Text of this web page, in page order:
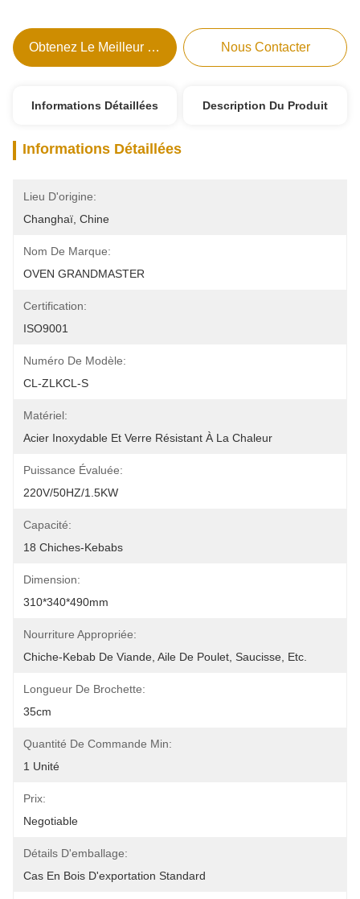
Obtenez Le Meilleur Prix Nous Contacter
Informations Détaillées Description Du Produit
Informations Détaillées
Lieu D'origine:
Changhaï, Chine
Nom De Marque:
OVEN GRANDMASTER
Certification:
ISO9001
Numéro De Modèle:
CL-ZLKCL-S
Matériel:
Acier Inoxydable Et Verre Résistant À La Chaleur
Puissance Évaluée:
220V/50HZ/1.5KW
Capacité:
18 Chiches-Kebabs
Dimension:
310*340*490mm
Nourriture Appropriée:
Chiche-Kebab De Viande, Aile De Poulet, Saucisse, Etc.
Longueur De Brochette:
35cm
Quantité De Commande Min:
1 Unité
Prix:
Negotiable
Détails D'emballage:
Cas En Bois D'exportation Standard